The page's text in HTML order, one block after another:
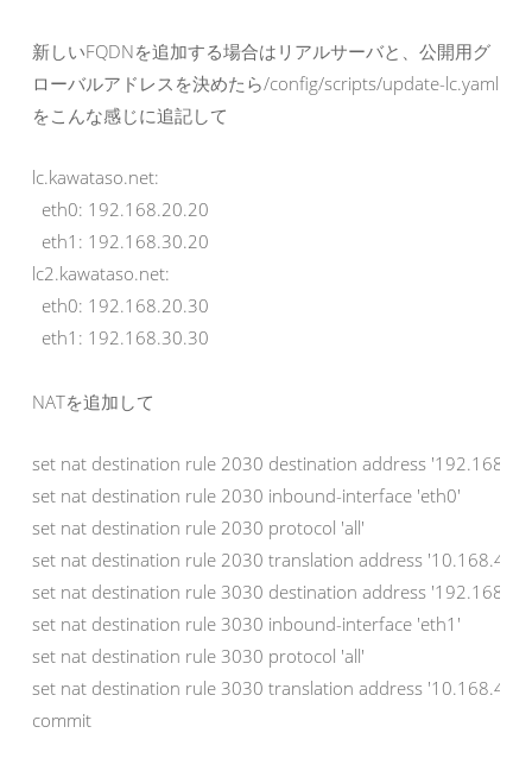
新しいFQDNを追加する場合はリアルサーバと、公開用グ
ローバルアドレスを決めたら/config/scripts/update-lc.yaml
をこんな感じに追記して
lc.kawataso.net:
  eth0: 192.168.20.20
  eth1: 192.168.30.20
lc2.kawataso.net:
  eth0: 192.168.20.30
  eth1: 192.168.30.30
NATを追加して
set nat destination rule 2030 destination address
set nat destination rule 2030 inbound-interface 'eth0'
set nat destination rule 2030 protocol 'all'
set nat destination rule 2030 translation address
set nat destination rule 3030 destination address
set nat destination rule 3030 inbound-interface 'eth1'
set nat destination rule 3030 protocol 'all'
set nat destination rule 3030 translation address
commit